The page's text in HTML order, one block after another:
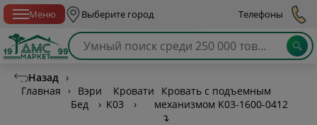
Меню Выберите город Телефоны
Назад ›
Главная
›
Вэри
Бед
›
Кровати
K03
›
Кровать с подъемным
механизмом K03-1600-0412
↴